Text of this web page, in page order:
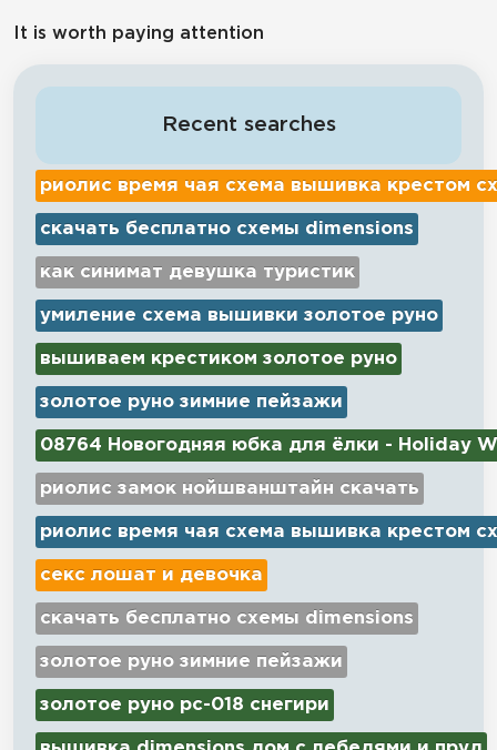
It is worth paying attention
Recent searches
риолис время чая схема вышивка крестом
скачать бесплатно схемы dimensions
как синимат девушка туристик
умиление схема вышивки золотое руно
вышиваем крестиком золотое руно
золотое руно зимние пейзажи
08764 Новогодняя юбка для ёлки - Holiday
риолис замок нойшванштайн скачать
риолис время чая схема вышивка крестом
секс лошат и девочка
скачать бесплатно схемы dimensions
золотое руно зимние пейзажи
золотое руно рс-018 снегири